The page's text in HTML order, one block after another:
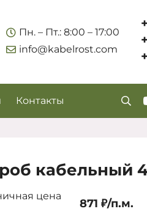
Пн. – Пт.: 8:00 – 17:00
info@kabelrost.com
Контакты
кабельный
цена
871 ₽/п.м.
к заказу –
цене, согласуем